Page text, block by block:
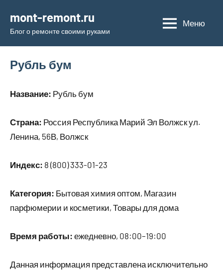
содержимому
mont-remont.ru
Блог о ремонте своими руками
Меню
Рубль бум
Название: Рубль бум
Страна: Россия Республика Марий Эл Волжск ул.
Ленина, 56В, Волжск
Индекс: 8 (800) 333-01-23
Категория: Бытовая химия оптом, Магазин
парфюмерии и косметики, Товары для дома
Время работы: ежедневно, 08:00–19:00
Данная информация представлена исключительно